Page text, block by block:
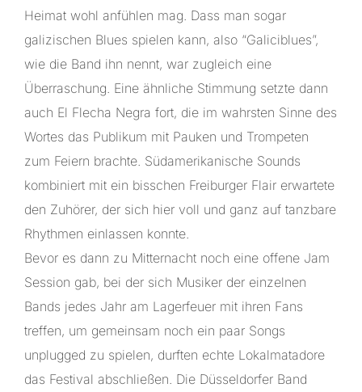
Heimat wohl anfühlen mag. Dass man sogar
galizischen Blues spielen kann, also “Galiciblues”,
wie die Band ihn nennt, war zugleich eine
Überraschung. Eine ähnliche Stimmung setzte dann
auch El Flecha Negra fort, die im wahrsten Sinne des
Wortes das Publikum mit Pauken und Trompeten
zum Feiern brachte. Südamerikanische Sounds
kombiniert mit ein bisschen Freiburger Flair erwartete
den Zuhörer, der sich hier voll und ganz auf tanzbare
Rhythmen einlassen konnte.
Bevor es dann zu Mitternacht noch eine offene Jam
Session gab, bei der sich Musiker der einzelnen
Bands jedes Jahr am Lagerfeuer mit ihren Fans
treffen, um gemeinsam noch ein paar Songs
unplugged zu spielen, durften echte Lokalmatadore
das Festival abschließen. Die Düsseldorfer Band